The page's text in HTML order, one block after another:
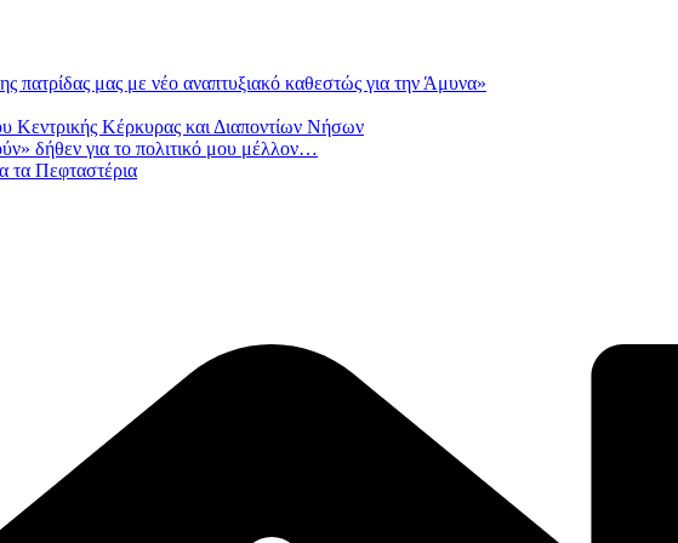
μας με νέο αναπτυξιακό καθεστώς για την Άμυνα»
Κεντρικής Κέρκυρας και Διαποντίων Νήσων
δήθεν για το πολιτικό μου μέλλον…
τα Πεφταστέρια